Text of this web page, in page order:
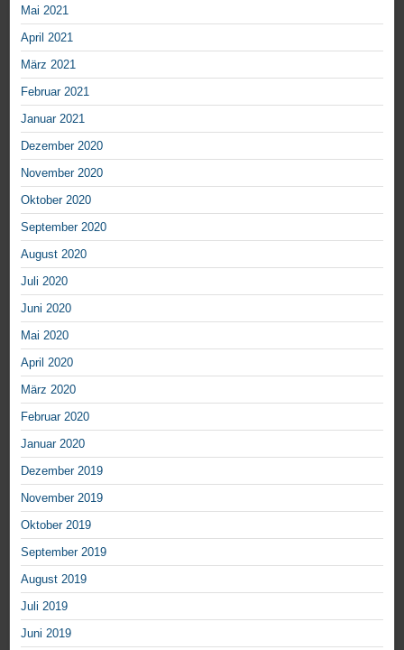
Mai 2021
April 2021
März 2021
Februar 2021
Januar 2021
Dezember 2020
November 2020
Oktober 2020
September 2020
August 2020
Juli 2020
Juni 2020
Mai 2020
April 2020
März 2020
Februar 2020
Januar 2020
Dezember 2019
November 2019
Oktober 2019
September 2019
August 2019
Juli 2019
Juni 2019